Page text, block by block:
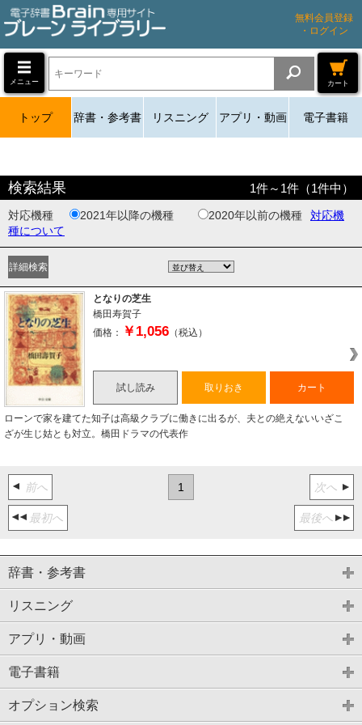
無料会員登録
・ログイン
メニュー カート
トップ 辞書・参考書 リスニング アプリ・動画 電子書籍
検索結果 1件～ 1件（1件中）
対応機種 2021年以降の機種 2020年以前の機種
対応機
種について
となりの芝生
橋田寿賀子
価格：
￥1,056 （税込）
試し読み 取りおき カート
ローンで家を建てた知子は高級クラブに働きに出るが、夫との絶えないいざこ
ざが生じ姑とも対立。橋田ドラマの代表作
最初へ
前へ 1 次へ
最後へ
辞書・参考書
リスニング
アプリ・動画
電子書籍
オプション検索